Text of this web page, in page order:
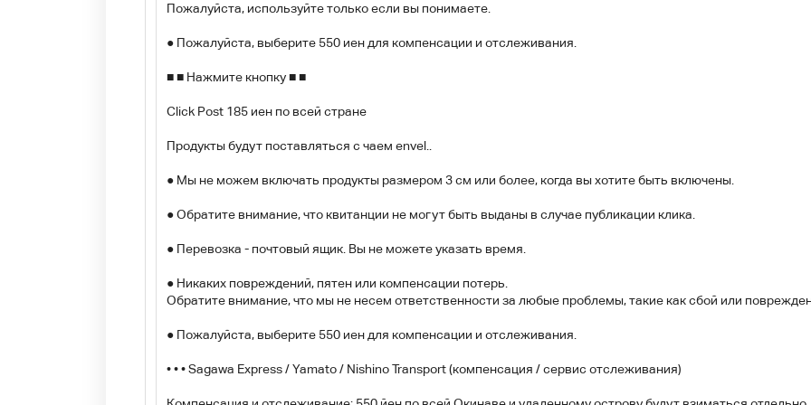
Пожалуйста, используйте только если вы понимаете.
● Пожалуйста, выберите 550 иен для компенсации и отслеживания.
■ ■ Нажмите кнопку ■ ■
Click Post 185 иен по всей стране
Продукты будут поставляться с чаем envel..
● Мы не можем включать продукты размером 3 см или более, когда вы хотите быть включены.
● Обратите внимание, что квитанции не могут быть выданы в случае публикации клика.
● Перевозка - почтовый ящик. Вы не можете указать время.
● Никаких повреждений, пятен или компенсации потерь.
Обратите внимание, что мы не несем ответственности за любые проблемы, такие как сбой или
● Пожалуйста, выберите 550 иен для компенсации и отслеживания.
• • • Sagawa Express / Yamato / Nishino Transport (компенсация / сервис отслеживания)